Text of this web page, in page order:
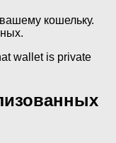
кошельку.